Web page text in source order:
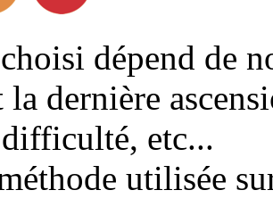
dépend de
la dernière
etc...
utilisée